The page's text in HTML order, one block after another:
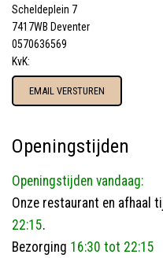
Scheldeplein 7
7417WB Deventer
0570636569
KvK:
EMAIL VERSTUREN
Openingstijden
Openingstijden vandaag:
Onze restaurant en afhaal
22:15.
Bezorging 16:30 tot 22:15